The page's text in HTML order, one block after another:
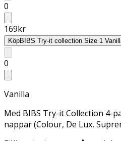
0
169kr
KöpBIBS Try-it collection Size 1
0
Vanilla
Med BIBS Try-it Collection 4-
nappar (Colour, De Lux,